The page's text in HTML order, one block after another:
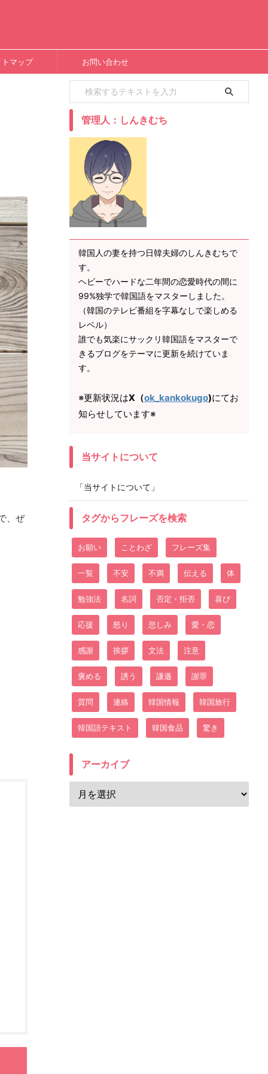
マップ お問い合わせ
、ぜ
管理人：しんきむち
韓国人の妻を持つ日韓夫婦のしんきむちで
す。
ヘビーでハードな二年間の恋愛時代の間に
99%独学で韓国語をマスターしました。
（韓国のテレビ番組を字幕なしで楽しめる
レベル）
誰でも気楽にサックリ韓国語をマスターで
きるブログをテーマに更新を続けていま
す。
※更新状況はX（ok_kankokugo)にてお
知らせしています※
当サイトについて
「当サイトについて」
タグからフレーズを検索
お願い ことわざ フレーズ集
一覧 不安 不満 伝える 体
勉強法 名詞 否定・拒否 喜び
応援 怒り 悲しみ 愛・恋
感謝 挨拶 文法 注意
褒める 誘う 謙遜 謝罪
質問 連絡 韓国情報 韓国旅行
韓国語テキスト 韓国食品 驚き
アーカイブ